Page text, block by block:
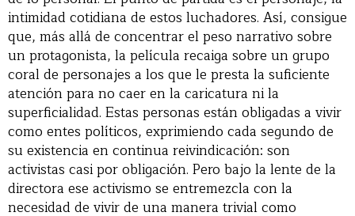
intimidad cotidiana de estos luchadores. Así, consigue
que, más allá de concentrar el peso narrativo sobre
un protagonista, la película recaiga sobre un grupo
coral de personajes a los que le presta la suficiente
atención para no caer en la caricatura ni la
superficialidad. Estas personas están obligadas a vivir
como entes políticos, exprimiendo cada segundo de
su existencia en continua reivindicación: son
activistas casi por obligación. Pero bajo la lente de la
directora ese activismo se entremezcla con la
necesidad de vivir de una manera trivial como